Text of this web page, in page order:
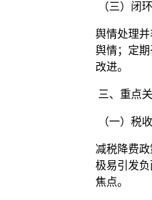
（三）闭
舆情处理
舆情；定
改进。
三、重点
（一）税
减税降费
极易引发
焦点。